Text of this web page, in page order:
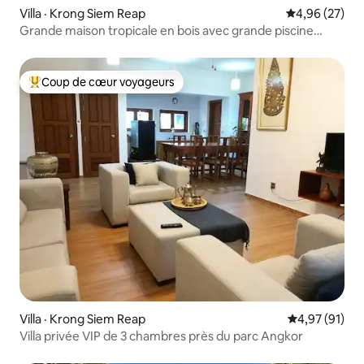
Villa · Krong Siem Reap Note
4,96 (27)
Grande maison tropicale en bois avec grande piscine
Coup de cœur voyageurs parmi les plus aimés
Coup de cœur voyageurs
Villa · Krong Siem Reap Note
4,97 (91)
Villa privée VIP de 3 chambres près du parc Angkor